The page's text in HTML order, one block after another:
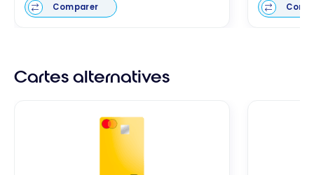
Comparer
Cartes alternatives